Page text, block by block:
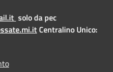
solo da pec
Centralino Unico: